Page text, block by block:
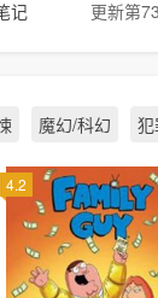
更新第
记
魔幻/科幻
4.2